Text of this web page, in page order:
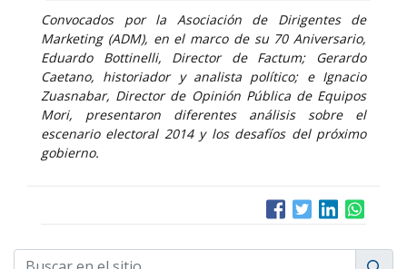
Convocados por la Asociación de Dirigentes de
Marketing (ADM), en el marco de su 70 Aniversario,
Eduardo Bottinelli, Director de Factum; Gerardo
Caetano, historiador y analista político; e Ignacio
Zuasnabar, Director de Opinión Pública de Equipos
Mori, presentaron diferentes análisis sobre el
escenario electoral 2014 y los desafíos del próximo
gobierno.